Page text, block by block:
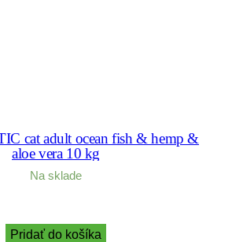
cat adult ocean fish & hemp &
aloe vera 10 kg
Na sklade
Pridať do košíka